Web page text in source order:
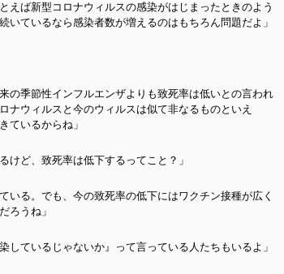
えば新型コロナウィルスの感染がはじまったときのよう
ているなら感染者数が増えるのはもちろん問題だよ」
の季節性インフルエンザよりも致死率は低いとの言われ
ナウィルスと今のウィルスは似て非なるものといえ
ているからね」
けど、致死率は低下するってこと？」
いる。でも、今の致死率の低下にはワクチン接種が広く
ろうね」
しているじゃないか』って言っている人たちもいるよ」